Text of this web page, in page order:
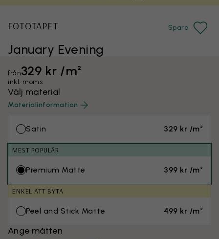
January Evening
FOTOTAPET Spara
från329 kr /m²
inkl. moms
Välj material
Materialinformation
Satin 329 kr /m²
MEST POPULÄR
Premium Matte 399 kr /m²
ENKEL ATT BYTA
Peel and Stick Matte 499 kr /m²
Ange måtten